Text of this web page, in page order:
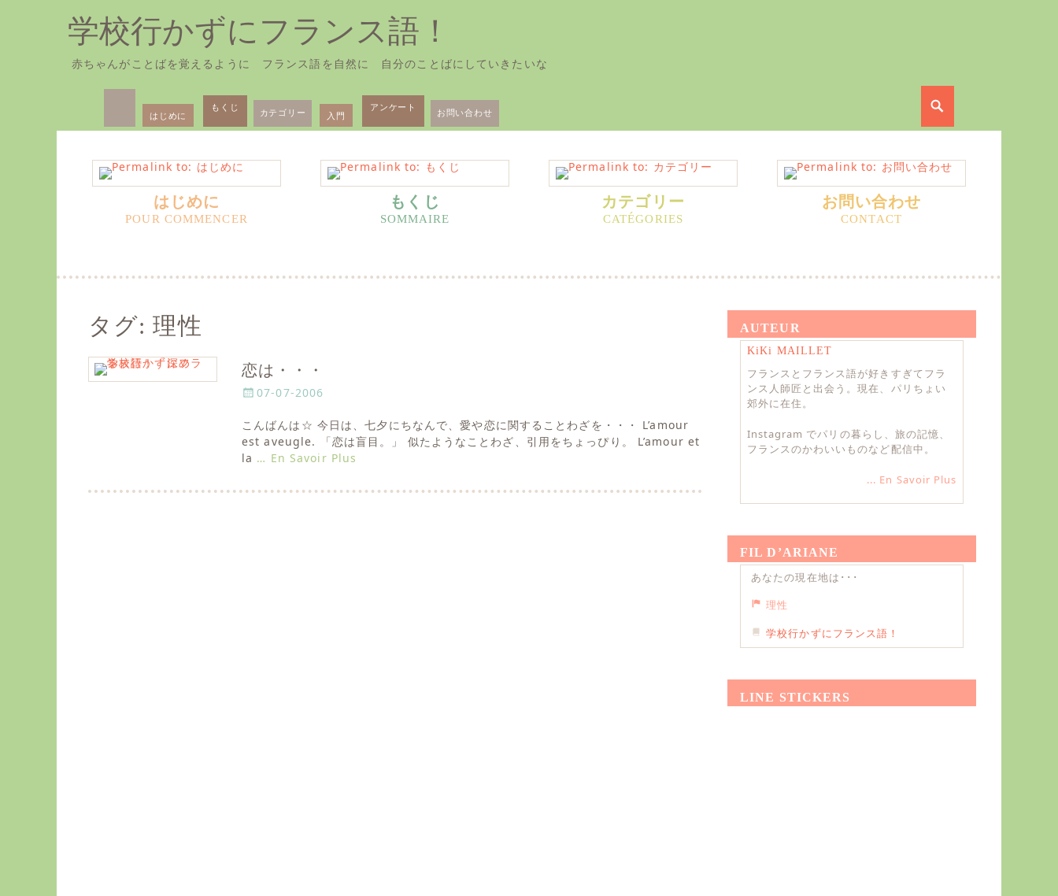
学校行かずにフランス語！
赤ちゃんがことばを覚えるように フランス語を自然に 自分のことばにしていきたいな
Primary
Menu
Skip
content
はじめに
もくじ カテゴリー 入門
アンケート お問い合わせ
はじめに もくじ カテゴリー お問い合わせ
タグ:理性
恋は・・・
P
s
t
e
o
07-07-2006
こんばんは☆ 今日は、七夕にちなんで、愛や恋に関することわざを・・・ L’amour
est aveugle. 「恋は盲目。」 似たようなことわざ、引用をちょっぴり。 L’amour et
la … En Savoir Plus
AUTEUR
KiKi MAILLET
フランスとフランス語が好きすぎてフラ
ンス人師匠と出会う。現在、パリちょい
郊外に在住。
Instagram でパリの暮らし、旅の記憶、
フランスのかわいいものなど配信中。
... En Savoir Plus
FIL D’ARIANE
あなたの現在地は･･･
理性
学校行かずにフランス語！
LINE STICKERS